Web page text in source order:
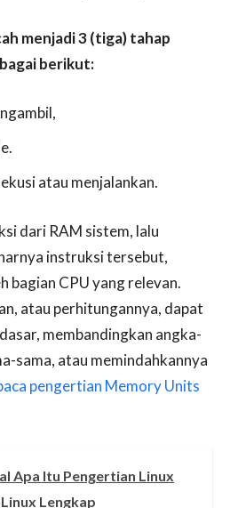
menjadi 3 (tiga) tahap
berikut:
atau menjalankan.
dari RAM sistem, lalu
instruksi tersebut,
bagian CPU yang relevan.
atau perhitungannya, dapat
membandingkan angka-
sama, atau memindahkannya
pengertian Memory Units
Apa Itu Pengertian Linux
Lengkap